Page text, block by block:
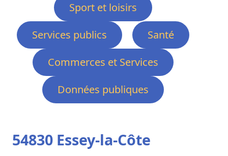
Sport et loisirs
Services publics
Santé
Commerces et Services
Données publiques
54830 Essey-la-Côte